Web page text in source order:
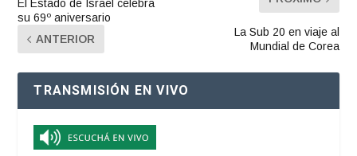
El Estado de Israel celebra
su 69º aniversario
ANTERIOR
La Sub 20 en viaje al
Mundial de Corea
TRANSMISIÓN EN VIVO